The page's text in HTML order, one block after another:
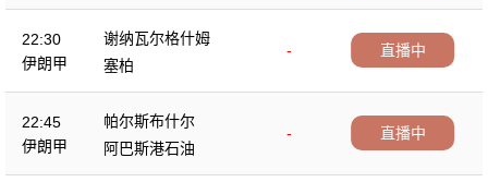
22:30
伊朗甲
谢纳瓦尔格什姆
-
塞柏
直播中
22:45
伊朗甲
帕尔斯布什尔
-
阿巴斯港石油
直播中